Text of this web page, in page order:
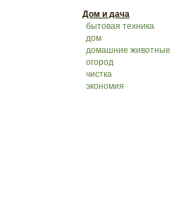
Дом и дача
бытовая техника
дом
домашние животные
огород
чистка
экономия